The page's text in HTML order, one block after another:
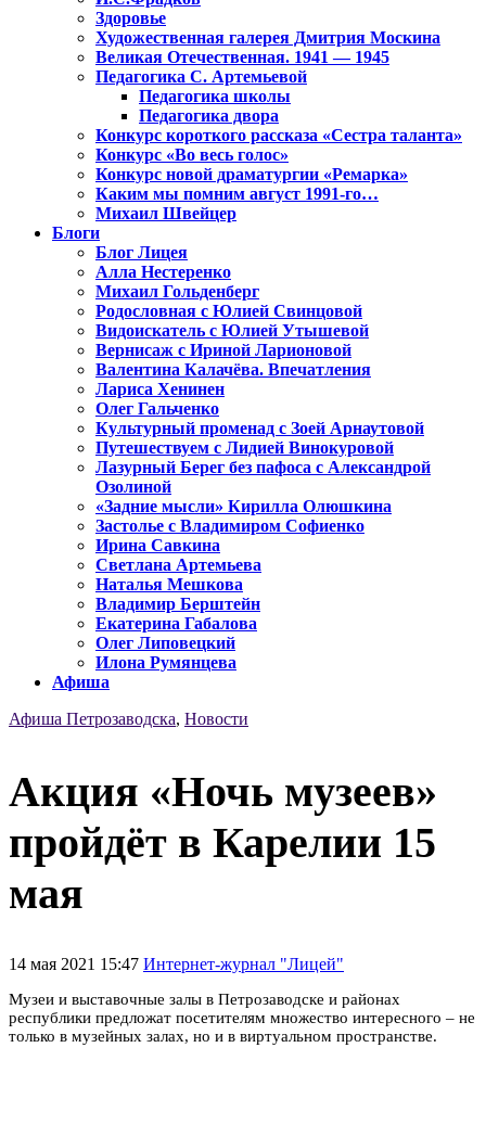
Здоровье
Художественная галерея Дмитрия Москина
Великая Отечественная. 1941 — 1945
Педагогика С. Артемьевой
Педагогика школы
Педагогика двора
Конкурс короткого рассказа «Сестра таланта»
Конкурс «Во весь голос»
Конкурс новой драматургии «Ремарка»
Каким мы помним август 1991-го…
Михаил Швейцер
Блоги
Блог Лицея
Алла Нестеренко
Михаил Гольденберг
Родословная с Юлией Свинцовой
Видоискатель с Юлией Утышевой
Вернисаж с Ириной Ларионовой
Валентина Калачёва. Впечатления
Лариса Хенинен
Олег Гальченко
Культурный променад с Зоей Арнаутовой
Путешествуем с Лидией Винокуровой
Лазурный Берег без пафоса с Александрой
Озолиной
«Задние мысли» Кирилла Олюшкина
Застолье с Владимиром Софиенко
Ирина Савкина
Светлана Артемьева
Наталья Мешкова
Владимир Берштейн
Екатерина Габалова
Олег Липовецкий
Илона Румянцева
Афиша
Афиша Петрозаводска, Новости
Акция «Ночь музеев»
пройдёт в Карелии 15
мая
14 мая 2021 15:47 Интернет-журнал "Лицей"
Музеи и выставочные залы в Петрозаводске и районах
республики предложат посетителям множество интересного – не
только в музейных залах, но и в виртуальном пространстве.